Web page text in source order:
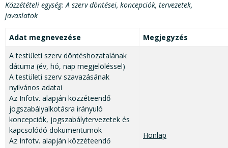
Közzétételi egység: A szerv döntései, koncepciók, tervezetek,
javaslatok
Adat megnevezése
Megjegyzés
A testületi szerv döntéshozatalának
dátuma (év, hó, nap megjelöléssel)
A testületi szerv szavazásának
nyilvános adatai
Az Infotv. alapján közzéteendő
jogszabályalkotásra irányuló
koncepciók, jogszabálytervezetek és
kapcsolódó dokumentumok
Az Infotv. alapján közzéteendő
Honlap